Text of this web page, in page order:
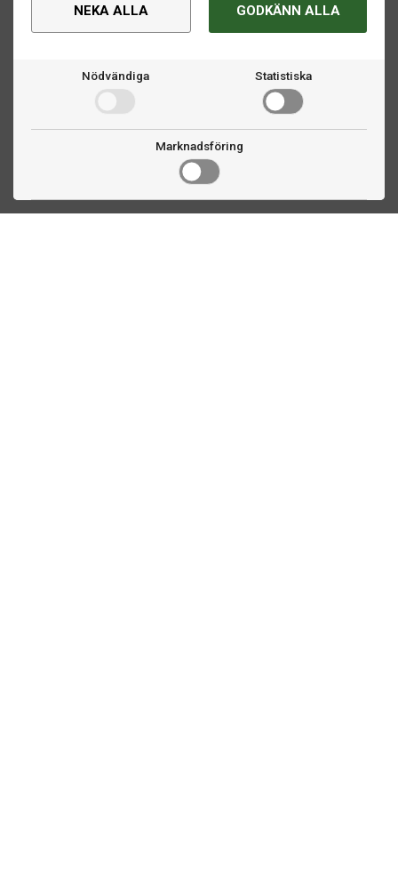
NEKA ALLA GODKÄNN ALLA
Nödvändiga Statistiska
Marknadsföring